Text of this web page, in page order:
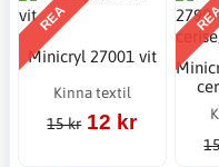
REA
Minicryl 27001 vit
Kinna textil
15 kr 12 kr